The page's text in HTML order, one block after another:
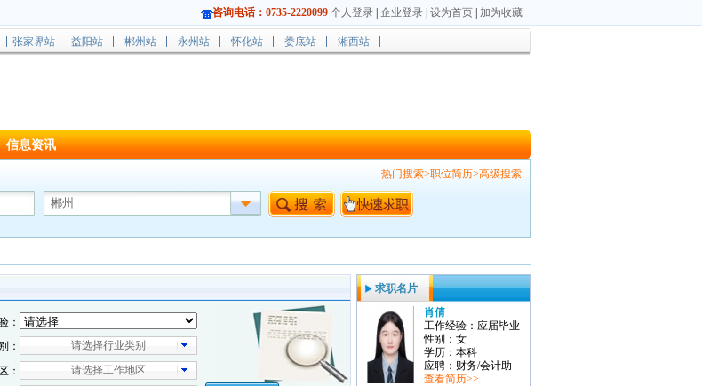
咨询电话：0735-2220099 个人登录 企业登录 设为首页 加为收藏
张家界站 益阳站 郴州站 永州站 怀化站 娄底站 湘西站
信息资讯
热门搜索>职位简历>高级搜索
：
： 请选择行业类别
：
求职名片
肖倩
工作经验：应届毕业
性别：女
学历：本科
应聘：财务/会计助
查看简历>>